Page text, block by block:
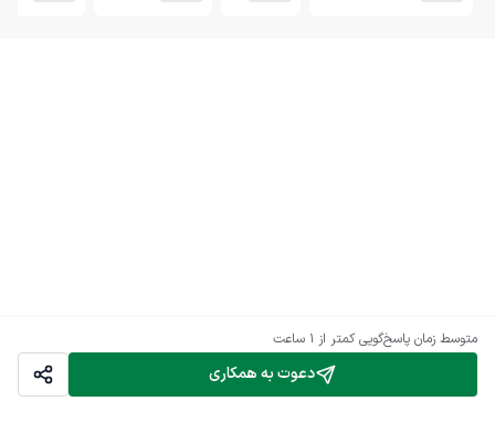
دعوت به همکاری
متوسط زمان پاسخ‌گویی کمتر از 1 ساعت